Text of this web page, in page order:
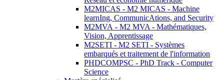
M2MICAS - M2 MICAS - Machine
learnIng, CommunicAtions, and Security
M2MVA - M2 MVA - Mathématiques,
Vision, Apprentissage
M2SETI - M2 SETI - Systèmes
embarqués et traitement de l'information
PHDCOMPSC - PhD Track - Computer
Science